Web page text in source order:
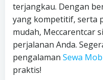
terjangkau. Dengan
yang kompetitif, serta
mudah, Meccarentcar
perjalanan Anda.
pengalaman Sewa
praktis!